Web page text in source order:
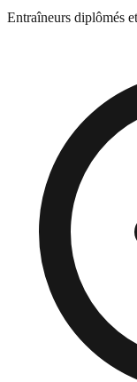
Entraîneurs diplômés